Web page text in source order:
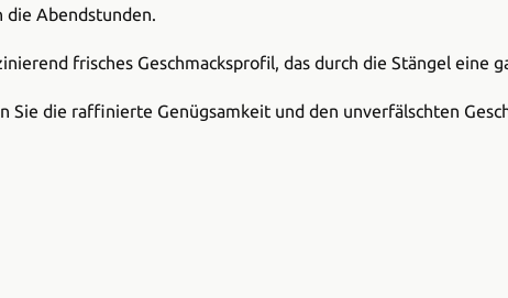
die Abendstunden.
frisches Geschmacksprofil, das durch die Stängel
Sie die raffinierte Genügsamkeit und den unverfälschten